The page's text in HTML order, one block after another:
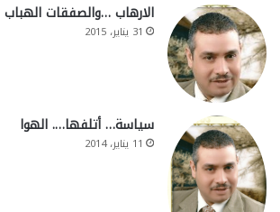
الارهاب …والصفقات الهباب
31 يناير، 2015
سياسة… أتلفها…. الهوا
11 يناير، 2014